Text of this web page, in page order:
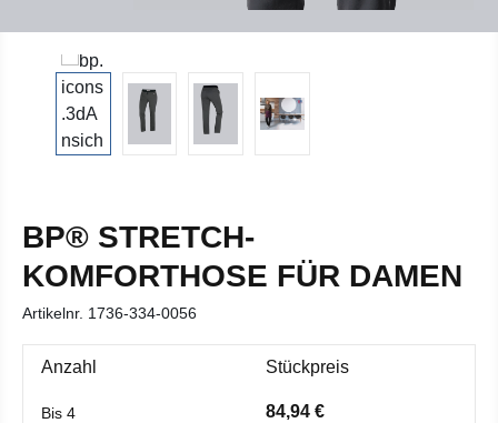
BP® STRETCH-
KOMFORTHOSE FÜR DAMEN
Artikelnr. 1736-334-0056
Anzahl Stückpreis
Bis 4 84,94 €